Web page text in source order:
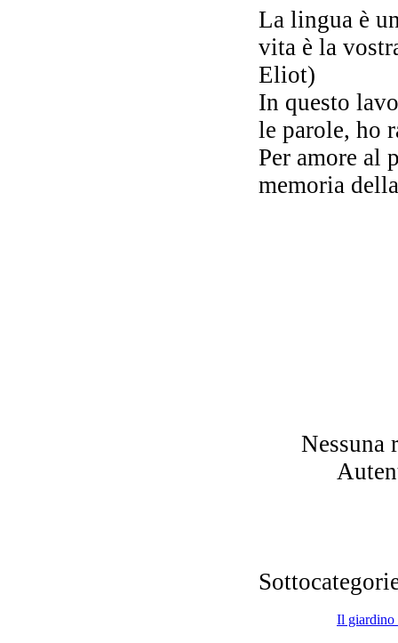
La lingua è
vita è la
Eliot)
In questo
le parole, ho
Per amore al
memoria
Nessuna
Il giardino